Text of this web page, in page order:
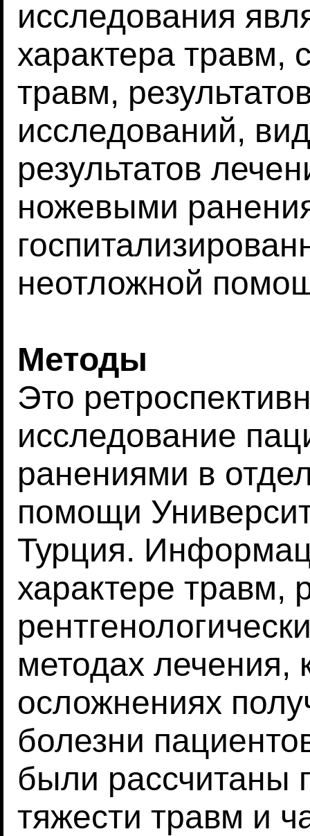
исследования
характера травм,
травм,
исследований,
результатов
ножевыми
неотложной
Методы
Это
исследование
ранениями в
помощи
Турция.
характере травм,
методах лечения,
осложнениях
болезни
были рассчитаны
тяжести травм и